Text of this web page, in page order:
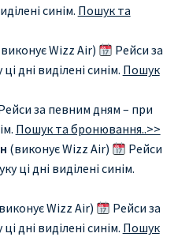
синім. Пошук та
Wizz Air)
Рейси за
дні виділені синім. Пошук
за певним дням – при
Пошук та бронювання..>>
(виконує Wizz Air)
Рейси
ці дні виділені синім.
Wizz Air)
Рейси за
дні виділені синім. Пошук